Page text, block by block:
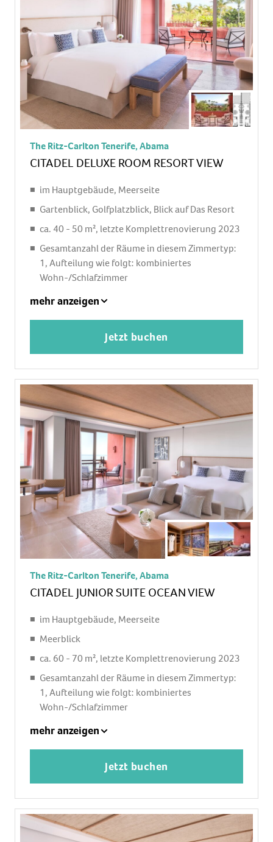
Nespressomaschine, Wasserkocher
Minibar: gegen Gebühr, Softdrinks: gegen
Gebühr, Wasser: gegen Gebühr, alkoholische
Getränke: gegen Gebühr, Snacks: gegen Gebühr
Telefon, Internet: WLAN/WiFi: ohne Gebühr,
Breitband-Internet/DSL: gegen Gebühr,
Fernseher: Flatscreen, im Schlafzimmer,
deutsches Programm, Sat-TV, Radio, iPod-
ohne Gebühr
separate Dusche, Regendusche, Badewanne, WC,
Bademantel: ohne Gebühr, Slipper: ohne Gebühr,
Föhn, Kosmetikspiegel
Balkon: mit Sitzgelegenheit
Balkon oder Terrasse: mit Sitzgelegenheit
The Ritz-Carlton Tenerife, Abama
CITADEL DELUXE ROOM RESORT VIEW
im Hauptgebäude, Meerseite
Gartenblick, Golfplatzblick, Blick auf Das Resort
ca. 40 - 50 m², letzte Komplettrenovierung 2023
Gesamtanzahl der Räume in diesem Zimmertyp:
1, Aufteilung wie folgt: kombiniertes
Wohn-/Schlafzimmer
Gebühr, Anfrage notwendig
Safe: ohne Gebühr
Sitzecke, Sofa, Schreibtisch
Bügeleisen, Bügelbrett
Nespressomaschine, Wasserkocher
Minibar: gegen Gebühr, Softdrinks: gegen
Gebühr, Wasser: gegen Gebühr, alkoholische
Getränke: gegen Gebühr, Snacks: gegen Gebühr
Telefon, Internet: WLAN/WiFi: ohne Gebühr,
Breitband-Internet/DSL: gegen Gebühr,
Fernseher: Flatscreen, im Schlafzimmer,
deutsches Programm, Sat-TV, Radio, iPod-
ohne Gebühr
separate Dusche, Regendusche, Badewanne, WC,
Bademantel: ohne Gebühr, Slipper: ohne Gebühr,
Balkon oder Terrasse: mit Sitzgelegenheit
mehr anzeigen
Jetzt buchen
The Ritz-Carlton Tenerife, Abama
CITADEL JUNIOR SUITE OCEAN VIEW
im Hauptgebäude, Meerseite
Meerblick
ca. 60 - 70 m², letzte Komplettrenovierung 2023
Gesamtanzahl der Räume in diesem Zimmertyp:
1, Aufteilung wie folgt: kombiniertes
Wohn-/Schlafzimmer
Babybett: ohne Gebühr, Anfrage notwendig
Safe: ohne Gebühr
Sitzecke, Sofa, Schreibtisch
mehr anzeigen
Jetzt buchen